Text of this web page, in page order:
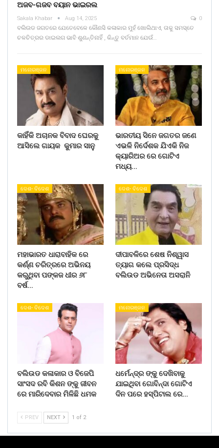
ଅଜବ-ଗଜବ ବୟାନ ଭାଇରଲ
Sakala Khabar Aug 14, 2025 0
ବଲିଉଡ ଜଗତରେ ଯେତେବେଳେ କୌଣସି କଳାକାର ମୁହଁ ଖୋଲିଥାଏ, ତାକୁ ସମସ୍ତେ
ଚଳଚିତ୍ରର ଡାଇଲଗ ଭାବି ଶୁଣନ୍ତିନାହିଁ , କିନ୍ତୁ ବର୍ତମାନ ଯେଉଁ…
ମନୋରଞ୍ଜନ
କାହିଁକି ଅଚାନକ ବିବାଦ ଘେରକୁ
ଆସିଲେ ଗାୟକ କୁମାର ସାନୁ
ମନୋରଞ୍ଜନ
ଭାରତୀୟ ସିନେ ଜଗତର ଜଣେ
ଏଭଳି ନିର୍ଦେଶକ ଯିଏକି ନିଜ
କ୍ୟାରିଅର ରେ ଗୋଟିଏ
ମଧ୍ୟ…
ଦେଶ- ବିଦେଶ
ମହାଭାରତ ଧାରାବାହିକ ରେ
କର୍ଣ୍ଣ ଚରିତ୍ରରେ ଅଭିନୟ
କରୁଥିବା ପଙ୍କଜ ଧୀର ୬୮
ବର୍ଷ…
ଦେଶ- ବିଦେଶ
ଦୀପାବଳିରେ ଶେଷ ନିଶ୍ୱାସ
ତ୍ୟାଗ କଲେ ପ୍ରସିଦ୍ଧ
ବଲିଉଡ ଅଭିନେତା ଅସରାନି
ଦେଶ- ବିଦେଶ
ବଲିଉଡ କଳାକାର ଓ ବିଜେପି
ସାଂସଦ ରବି କିଶନ ଙ୍କୁ ଜୀବନ
ରେ ମାରିଦେବାର ମିଳିଛି ଧମକ
ମନୋରଞ୍ଜନ
ଧର୍ମେନ୍ଦ୍ର ଙ୍କୁ ଦେଖିବାକୁ
ଯାଇଥିବା ଗୋବିନ୍ଦା ଗୋଟିଏ
ଦିନ ପରେ ହସ୍ପିଟାଲ ରେ…
PREV NEXT 1 of 2